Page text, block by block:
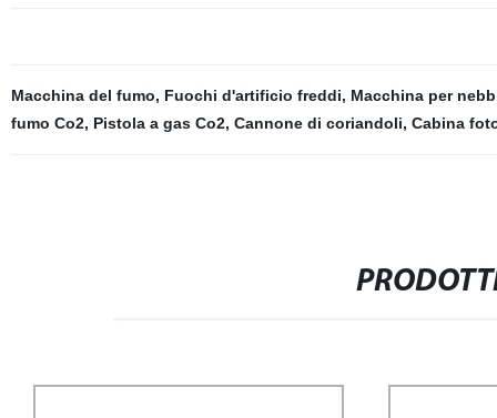
Macchina del fumo, Fuochi d'artificio freddi, Macchina per
fumo Co2, Pistola a gas Co2, Cannone di coriandoli, Cabina